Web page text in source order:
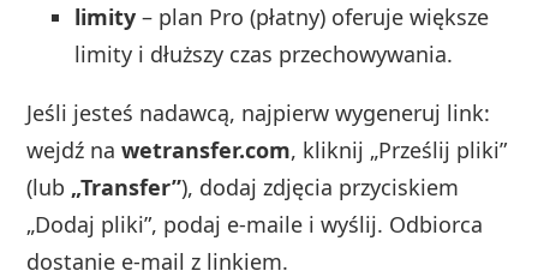
limity – plan Pro (płatny) oferuje większe
limity i dłuższy czas przechowywania.
Jeśli jesteś nadawcą, najpierw wygeneruj link:
wejdź nawetransfer.com, kliknij „Prześlij pliki”
(lub „Transfer”), dodaj zdjęcia przyciskiem
„Dodaj pliki”, podaj e-maile i wyślij. Odbiorca
dostanie e-mail z linkiem.